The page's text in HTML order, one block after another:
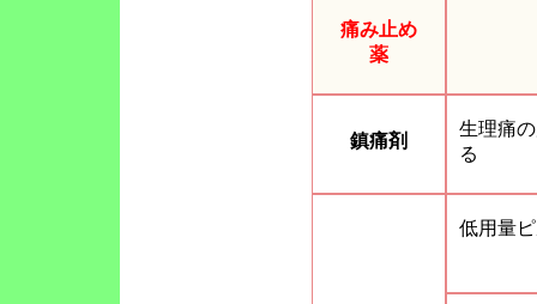
痛み止め
薬
鎮痛剤
生理痛
る
低用量